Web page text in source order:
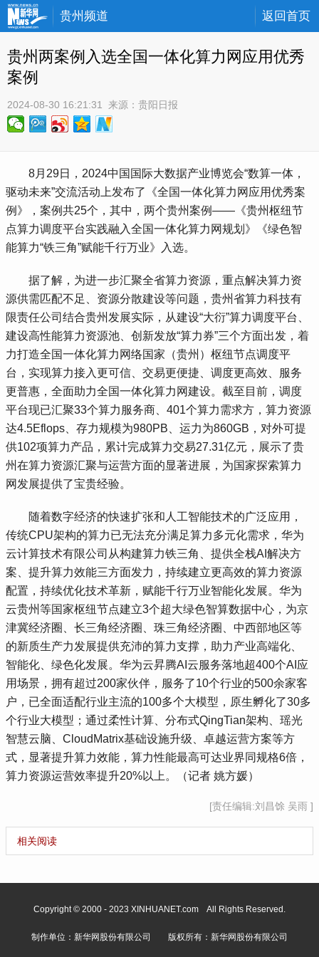
贵州频道 返回首页
贵州两案例入选全国一体化算力网应用优秀
案例
2024-08-30 16:21:31 来源： 贵阳日报
8月29日，2024中国国际大数据产业博览会“数算一体，
驱动未来”交流活动上发布了《全国一体化算力网应用优秀案
例》，案例共25个，其中，两个贵州案例——《贵州枢纽节
点算力调度平台实践融入全国一体化算力网规划》《绿色智
能算力“铁三角”赋能千行万业》入选。
据了解，为进一步汇聚全省算力资源，重点解决算力资
源供需匹配不足、资源分散建设等问题，贵州省算力科技有
限责任公司结合贵州发展实际，从建设“大衍”算力调度平台、
建设高性能算力资源池、创新发放“算力券”三个方面出发，着
力打造全国一体化算力网络国家（贵州）枢纽节点调度平
台，实现算力接入更可信、交易更便捷、调度更高效、服务
更普惠，全面助力全国一体化算力网建设。截至目前，调度
平台现已汇聚33个算力服务商、401个算力需求方，算力资源
达4.5Eflops、存力规模为980PB、运力为860GB，对外可提
供102项算力产品，累计完成算力交易27.31亿元，展示了贵
州在算力资源汇聚与运营方面的显著进展，为国家探索算力
网发展提供了宝贵经验。
随着数字经济的快速扩张和人工智能技术的广泛应用，
传统CPU架构的算力已无法充分满足算力多元化需求，华为
云计算技术有限公司从构建算力铁三角、提供全栈AI解决方
案、提升算力效能三方面发力，持续建立更高效的算力资源
配置，持续优化技术革新，赋能千行万业智能化发展。华为
云贵州等国家枢纽节点建立3个超大绿色智算数据中心，为京
津冀经济圈、长三角经济圈、珠三角经济圈、中西部地区等
的新质生产力发展提供充沛的算力支撑，助力产业高端化、
智能化、绿色化发展。华为云昇腾AI云服务落地超400个AI应
用场景，拥有超过200家伙伴，服务了10个行业的500余家客
户，已全面适配行业主流的100多个大模型，原生孵化了30多
个行业大模型；通过柔性计算、分布式QingTian架构、瑶光
智慧云脑、CloudMatrix基础设施升级、卓越运营方案等方
式，显著提升算力效能，算力性能最高可达业界同规格6倍，
算力资源运营效率提升20%以上。（记者 姚方媛）
[责任编辑:刘昌馀 吴雨 ]
相关阅读
Copyright © 2000 - 2023 XINHUANET.com All Rights Reserved.
制作单位：新华网股份有限公司 版权所有：新华网股份有限公司